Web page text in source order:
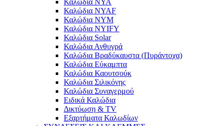
Καλώδια NYA
Καλώδια NYAF
Καλώδια NYM
Καλώδια NYIFY
Καλώδια Solar
Καλώδια Ανθυγρά
Καλώδια Βραδύκαυστα (Πυράντοχα)
Καλώδια Εύκαμπτα
Καλώδια Καουτσούκ
Καλώδια Σιλικόνης
Καλώδια Συναγερμού
Ειδικά Καλώδια
Δικτύωση & TV
Εξαρτήματα Καλωδίων